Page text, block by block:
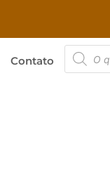
Contato